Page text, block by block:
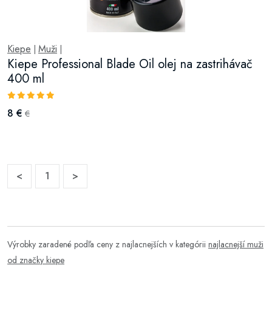
Kiepe Muži
Kiepe Professional Blade Oil olej na zastrihávač
400 ml
8 € €
< 1 >
Výrobky zaradené podľa ceny z najlacnejších v kategórii najlacnejší muži
od značky kiepe